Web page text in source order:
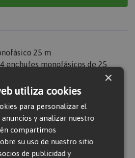
25 m
enchufes monofásicos de 25
reflejadas en la ficha técnica
exactas varían de una unidad a
de este modelo concreto se
características. Consultar
de las máquinas
×
utiliza cookies
para personalizar el
y analizar nuestro
compartimos
su uso de nuestro sitio
de publicidad y